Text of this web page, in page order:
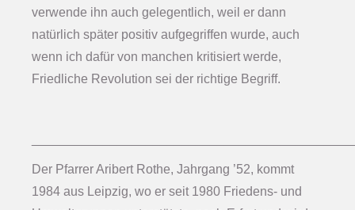
verwende ihn auch gelegentlich, weil er dann
natürlich später positiv aufgegriffen wurde, auch
wenn ich dafür von manchen kritisiert werde,
Friedliche Revolution sei der richtige Begriff.
Der Pfarrer Aribert Rothe, Jahrgang ’52, kommt
1984 aus Leipzig, wo er seit 1980 Friedens- und